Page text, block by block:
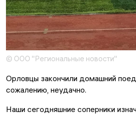
© ООО "Региональные новости"
Орловцы закончили домашний
сожалению, неудачно.
Наши сегодняшние соперники